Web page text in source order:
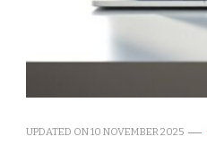
UPDATED ON10 NOVEMBER 2025